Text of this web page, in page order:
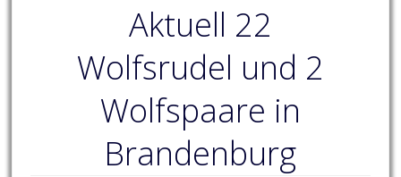
Aktuell 22
Wolfsrudel und 2
Wolfspaare in
Brandenburg